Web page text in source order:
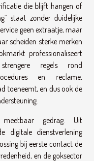
die blijft hangen of
staat zonder duidelijke
geen extraatje, maar
scheiden sterke merken
professionaliseert
regels rond
en reclame,
toeneemt, en dus ook de
gedrag. Uit
digitale dienstverlening
bij eerste contact de
en de goksector